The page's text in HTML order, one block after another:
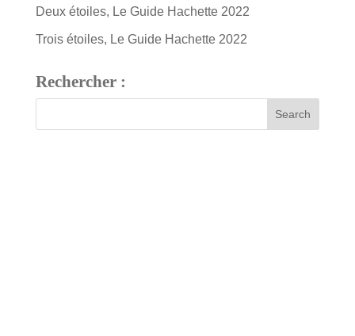
Deux étoiles, Le Guide Hachette 2022
Trois étoiles, Le Guide Hachette 2022
Rechercher :